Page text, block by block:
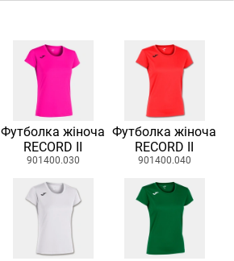
Футболка жіноча
RECORD II
901400.030
Футболка жіноча
RECORD II
901400.040